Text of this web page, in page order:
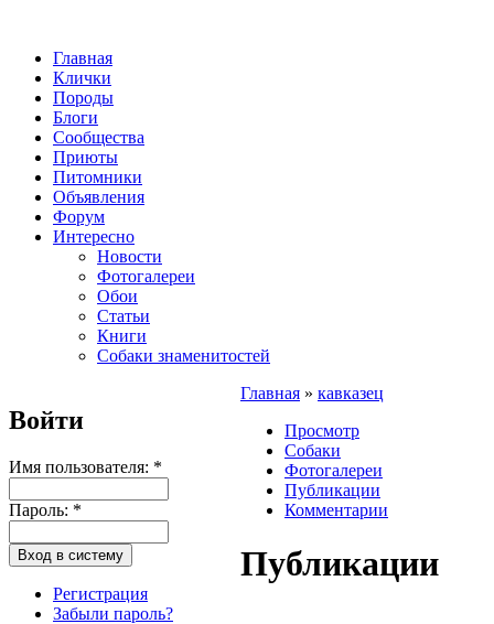
Главная
Клички
Породы
Блоги
Сообщества
Приюты
Питомники
Объявления
Форум
Интересно
Новости
Фотогалереи
Обои
Статьи
Книги
Собаки знаменитостей
Войти
Имя пользователя: *
Пароль: *
Регистрация
Забыли пароль?
Главная » кавказец
Просмотр
Собаки
Фотогалереи
Публикации
Комментарии
Публикации